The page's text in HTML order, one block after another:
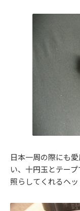
日本一周の際にも
い、十円玉とテー
照らしてくれるヘ